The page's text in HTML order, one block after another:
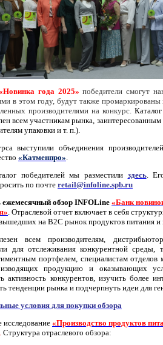
года 2025» победители смогут
в этом году, будут также промаркированы
производителями на конкурс.
всем участникам рынка,
упаковки и т. п.).
выступили объединения
«Катменпро».
победителей мы разместили здесь.
по почте retail@infoline.spb.ru
обзорINFOLine «Банк
. Отраслевой отчет включает в себя
на B2C рынок продуктов питания и
всем производителям,
для отслеживания конкурентной среды,
портфелем, специалистам отделов
продукцию и оказывающих
активность конкурентов, изучить более
тенденции рынка и подчерпнуть идеи для
условия для покупки обзора
исследование «Производство продуктов
. Структура отраслевого обзора: